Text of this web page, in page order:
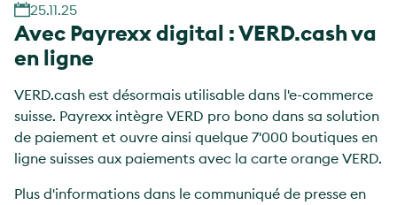
25.11.25
Avec Payrexx digital : VERD.cash va
en ligne
VERD.cash est désormais utilisable dans l'e-commerce
suisse. Payrexx intègre VERD pro bono dans sa solution
de paiement et ouvre ainsi quelque 7'000 boutiques en
ligne suisses aux paiements avec la carte orange VERD.
Plus d'informations dans le communiqué de presse en